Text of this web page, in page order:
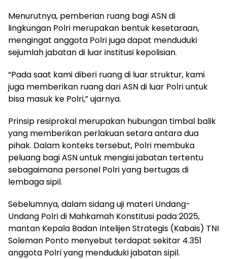
Menurutnya, pemberian ruang bagi ASN di
lingkungan Polri merupakan bentuk kesetaraan,
mengingat anggota Polri juga dapat menduduki
sejumlah jabatan di luar institusi kepolisian.
“Pada saat kami diberi ruang di luar struktur, kami
juga memberikan ruang dari ASN di luar Polri untuk
bisa masuk ke Polri,” ujarnya.
Prinsip resiprokal merupakan hubungan timbal balik
yang memberikan perlakuan setara antara dua
pihak. Dalam konteks tersebut, Polri membuka
peluang bagi ASN untuk mengisi jabatan tertentu
sebagaimana personel Polri yang bertugas di
lembaga sipil.
Sebelumnya, dalam sidang uji materi Undang-
Undang Polri di Mahkamah Konstitusi pada 2025,
mantan Kepala Badan Intelijen Strategis (Kabais) TNI
Soleman Ponto menyebut terdapat sekitar 4.351
anggota Polri yang menduduki jabatan sipil.